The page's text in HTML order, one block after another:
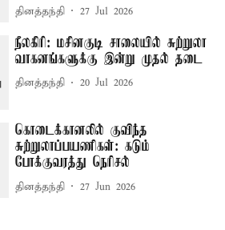
தினத்தந்தி 27 Jul 2026
நீலகிரி: மசினகுடி சாலையில் சுற்றுலா
வாகனங்களுக்கு இன்று முதல் தடை
தினத்தந்தி 20 Jul 2026
கொடைக்கானலில் குவிந்த
சுற்றுலாப்பயணிகள்: கடும்
போக்குவரத்து நெரிசல்
தினத்தந்தி 27 Jun 2026